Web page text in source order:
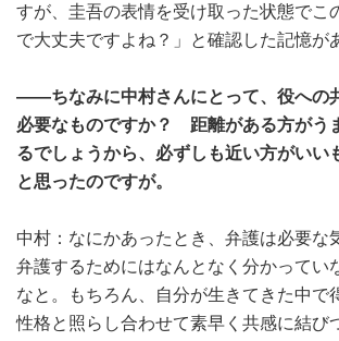
すが、圭吾の表情を受け取った状態でこ
で大丈夫ですよね？」と確認した記憶が
――ちなみに中村さんにとって、役への
必要なものですか？ 距離がある方がう
るでしょうから、必ずしも近い方がいい
と思ったのですが。
中村：なにかあったとき、弁護は必要な
弁護するためにはなんとなく分かってい
なと。もちろん、自分が生きてきた中で
性格と照らし合わせて素早く共感に結び